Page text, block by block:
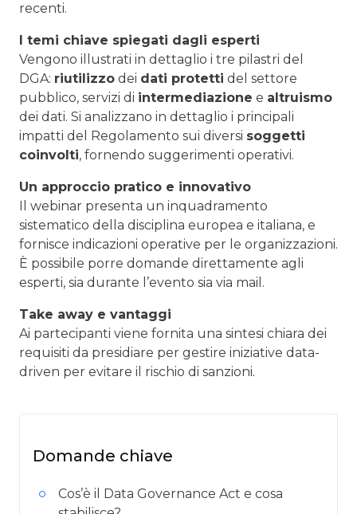
recenti.
I temi chiave spiegati dagli esperti
Vengono illustrati in dettaglio i tre pilastri del
DGA: riutilizzo dei dati protetti del settore
pubblico, servizi di intermediazione e altruismo
dei dati. Si analizzano in dettaglio i principali
impatti del Regolamento sui diversi soggetti
coinvolti, fornendo suggerimenti operativi.
Un approccio pratico e innovativo
Il webinar presenta un inquadramento
sistematico della disciplina europea e italiana, e
fornisce indicazioni operative per le organizzazioni.
È possibile porre domande direttamente agli
esperti, sia durante l’evento sia via mail.
Take away e vantaggi
Ai partecipanti viene fornita una sintesi chiara dei
requisiti da presidiare per gestire iniziative data-
driven per evitare il rischio di sanzioni.
Domande chiave
Cos’è il Data Governance Act e cosa